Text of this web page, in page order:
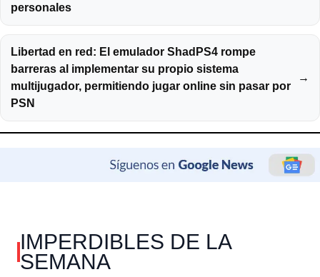
personales
Libertad en red: El emulador ShadPS4 rompe
barreras al implementar su propio sistema
multijugador, permitiendo jugar online sin pasar por
PSN
→
IMPERDIBLES DE LA
SEMANA